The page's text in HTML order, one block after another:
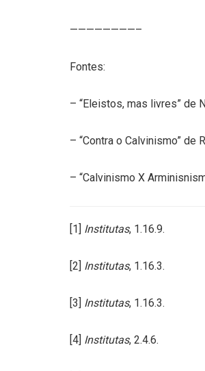
————————–
Fontes:
– “Eleistos, mas livres” de
– “Contra o Calvinismo” de
– “Calvinismo X
[1] Institutas, 1.16.9.
[2] Institutas, 1.16.3.
[3] Institutas, 1.16.3.
[4] Institutas, 2.4.6.